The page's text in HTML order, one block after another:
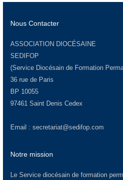
Nous Contacter
ASSOCIATION DIOCÉSAINE
SEDIFOP
(Service Diocésain de Formation
36 rue de Paris
BP 10055
97461 Saint Denis Cedex
Email : secretariat@sedifop.com
Notre mission
Le Service diocésain de formation